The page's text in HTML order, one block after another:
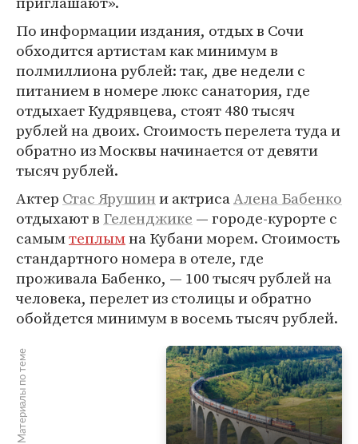
По информации издания, отдых в Сочи
обходится артистам как минимум в
полмиллиона рублей: так, две недели с
питанием в номере люкс санатория, где
отдыхает Кудрявцева, стоят 480 тысяч
рублей на двоих. Стоимость перелета туда и
обратно из Москвы начинается от девяти
тысяч рублей.
Актер Стас Ярушини актрисаАлена Бабенко
отдыхают в Геленджике — городе-курорте с
самымтеплымна Кубани морем. Стоимость
стандартного номера в отеле, где
проживала Бабенко, — 100 тысяч рублей на
человека, перелет из столицы и обратно
обойдется минимум в восемь тысяч рублей.
Материалы по теме